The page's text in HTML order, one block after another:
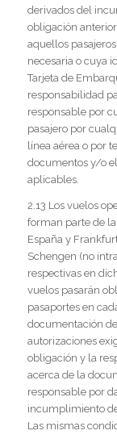
derivados del
obligación
aquellos
necesaria o cuya
Tarjeta de
responsabilidad
responsable por
pasajero por
línea aérea o por
documentos y/o
aplicables.
2.13 Los vuelos
forman parte de la
España y
Schengen (no
respectivas en
vuelos pasarán
pasaportes en
documentación
autorizaciones
obligación y la
acerca de la
responsable por
incumplimiento
Las mismas